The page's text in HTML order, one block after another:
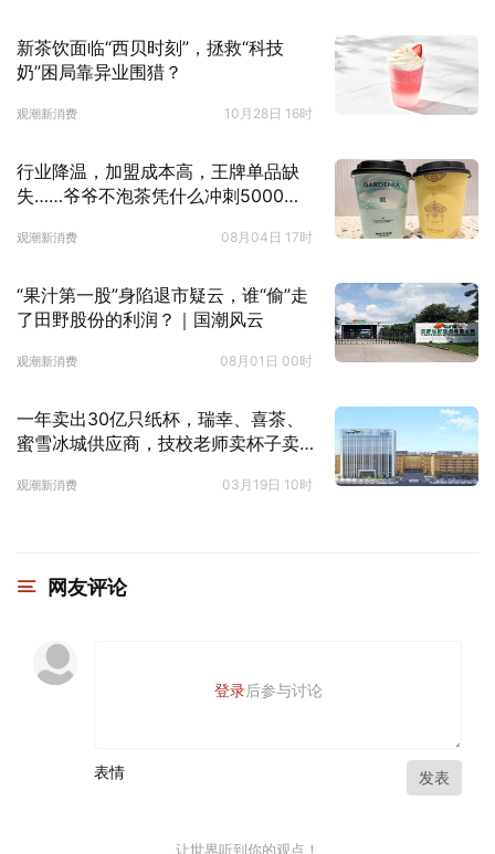
新茶饮面临“西贝时刻”，拯救“科技
奶”困局靠异业围猎？
观潮新消费 10月28日 16时
行业降温，加盟成本高，王牌单品缺
失……爷爷不泡茶凭什么冲刺5000
观潮新消费 08月04日 17时
“果汁第一股”身陷退市疑云，谁“偷”走
了田野股份的利润？｜国潮风云
观潮新消费 08月01日 00时
一年卖出30亿只纸杯，瑞幸、喜茶、
蜜雪冰城供应商，技校老师卖杯子卖
观潮新消费 03月19日 10时
网友评论
登录后参与讨论
表情 发表
让世界听到你的观点！